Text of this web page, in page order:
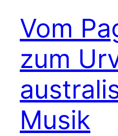
Vom
zum
Musik